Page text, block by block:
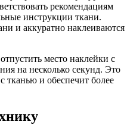
рекомендациям
инструкции ткани.
и аккуратно наклеиваются
место наклейки с
на несколько секунд. Это
тканью и обеспечит более